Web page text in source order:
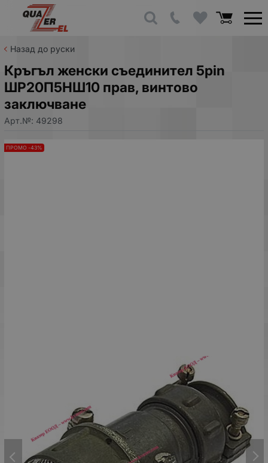
Назад до руски
Кръгъл женски съединител 5pin
ШР20П5НШ10 прав, винтово
заключване
Арт.№: 49298
ПРОМО -43%